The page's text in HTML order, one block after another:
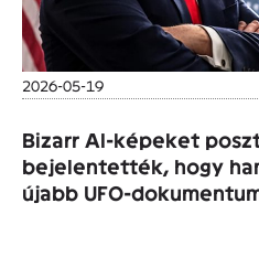
2026-05-19
Bizarr AI-képeket
bejelentették, hogy
újabb UFO-